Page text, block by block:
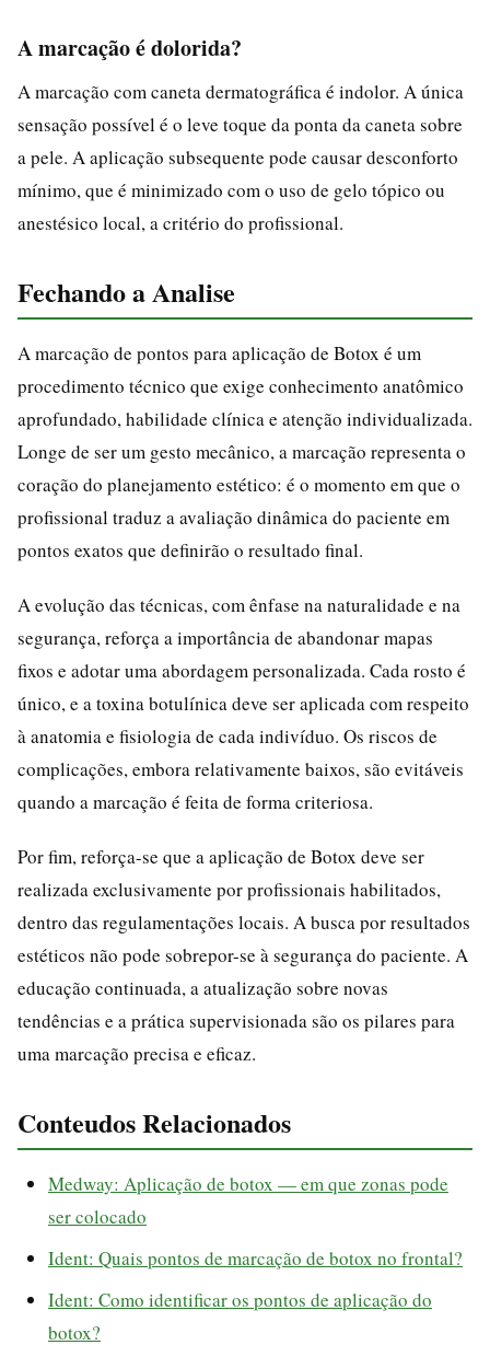
A marcação é dolorida?
A marcação com caneta dermatográfica é indolor. A única
sensação possível é o leve toque da ponta da caneta sobre
a pele. A aplicação subsequente pode causar desconforto
mínimo, que é minimizado com o uso de gelo tópico ou
anestésico local, a critério do profissional.
Fechando a Analise
A marcação de pontos para aplicação de Botox é um
procedimento técnico que exige conhecimento anatômico
aprofundado, habilidade clínica e atenção individualizada.
Longe de ser um gesto mecânico, a marcação representa o
coração do planejamento estético: é o momento em que o
profissional traduz a avaliação dinâmica do paciente em
pontos exatos que definirão o resultado final.
A evolução das técnicas, com ênfase na naturalidade e na
segurança, reforça a importância de abandonar mapas
fixos e adotar uma abordagem personalizada. Cada rosto é
único, e a toxina botulínica deve ser aplicada com respeito
à anatomia e fisiologia de cada indivíduo. Os riscos de
complicações, embora relativamente baixos, são evitáveis
quando a marcação é feita de forma criteriosa.
Por fim, reforça-se que a aplicação de Botox deve ser
realizada exclusivamente por profissionais habilitados,
dentro das regulamentações locais. A busca por resultados
estéticos não pode sobrepor-se à segurança do paciente. A
educação continuada, a atualização sobre novas
tendências e a prática supervisionada são os pilares para
uma marcação precisa e eficaz.
Conteudos Relacionados
Medway: Aplicação de botox — em que zonas pode
ser colocado
Ident: Quais pontos de marcação de botox no frontal?
Ident: Como identificar os pontos de aplicação do
botox?